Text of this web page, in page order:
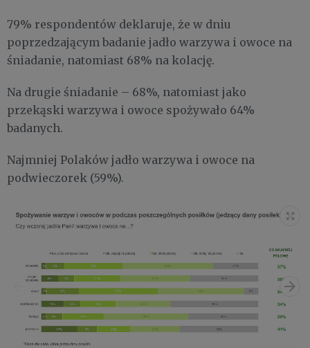
79% respondentów deklaruje, że w dniu
poprzedzającym badanie jadło warzywa i owoce na
śniadanie, natomiast 68% na kolację.
Na drugie śniadanie – 68%, natomiast jako
przekąski warzywa i owoce spożywało 64%
badanych.
Najmniej Polaków jadło warzywa i owoce na
podwieczorek (59%).